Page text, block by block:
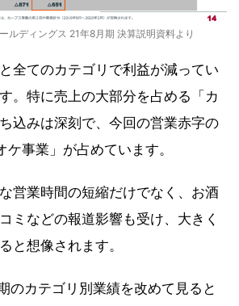
ルディングス 21年8月期 決算説明資料より
全てのカテゴリで利益が減ってい
。特に売上の大部分を占める「カ
込みは深刻で、今回の営業赤字の
事業」が占めています。
営業時間の短縮だけでなく、お酒
ミなどの報道影響も受け、大きく
と想像されます。
のカテゴリ別業績を改めて見ると